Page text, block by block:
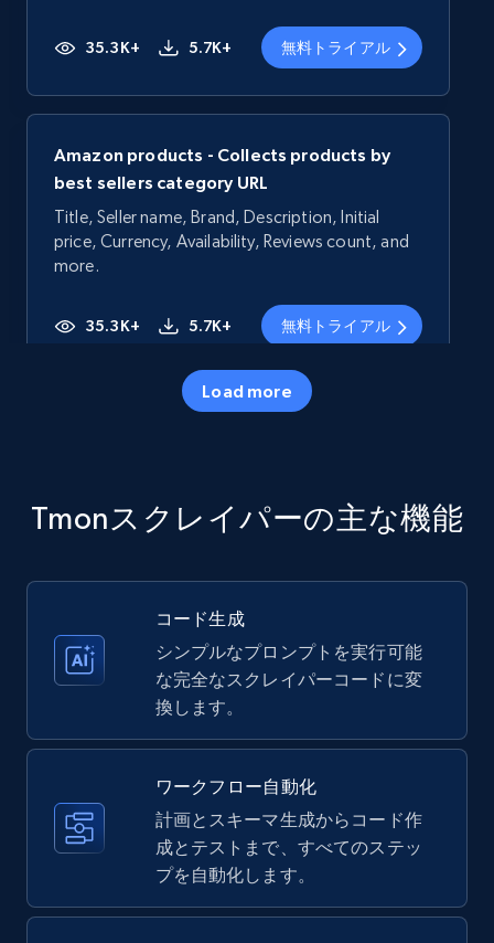
35.3K+ 5.7K+ 無料トライアル
Amazon products - Collects products by
best sellers category URL
Title, Seller name, Brand, Description, Initial
price, Currency, Availability, Reviews count, and
more.
35.3K+ 5.7K+ 無料トライアル
price, Currency, Availability, Reviews count, and
Amazon products - Collects products by
specific keywords
Title, Seller name, Brand, Description, Initial
price, Currency, Availability, Reviews count, and
more.
5.7K+ 無料トライアル
Load more
Tmonスクレイパーの主な機能
コード生成
シンプルなプロンプトを実行可能
な完全なスクレイパーコードに変
換します。
ワークフロー自動化
計画とスキーマ生成からコード作
成とテストまで、すべてのステッ
プを自動化します。